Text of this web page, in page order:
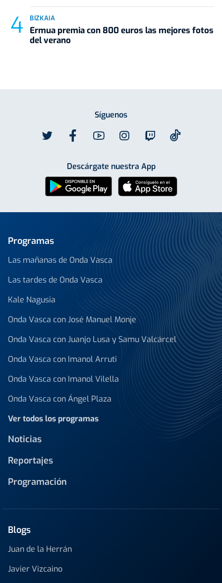
BIZKAIA
Ermua premia con 800 euros las mejores fotos
del verano
Síguenos
Descárgate nuestra App
Programas
Las mañanas de Onda Vasca
Las tardes de Onda Vasca
Kale Nagusia
Onda Vasca con José Manuel Monje
Onda Vasca con Juanjo Lusa y Samu Valcárcel
Onda Vasca con Imanol Arruti
Onda Vasca con Imanol Vilella
Onda Vasca con Ángel Plaza
Ver todos los programas
Noticias
Reportajes
Programación
Blogs
Juan de la Herrán
Javier Vizcaino